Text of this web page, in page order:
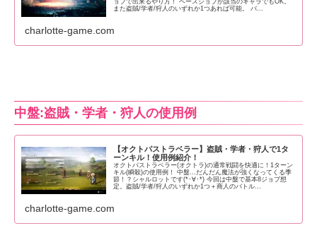
ョブで出来るやり方！ ベースジョブが該当のキャラでもOK。
また盗賊/学者/狩人のいずれか1つあれば可能。 バ...
charlotte-game.com
中盤:盗賊・学者・狩人の使用例
【オクトパストラベラー】盗賊・学者・狩人で1タ
ーンキル！使用例紹介！
オクトパストラベラー(オクトラ)の通常戦闘を快適に！1ターン
キル(瞬殺)の使用例！ 中盤…だんだん魔法が強くなってくる季
節！？シャルロットです(*･∀･*) 今回は中盤で基本8ジョブ想
定。盗賊/学者/狩人のいずれか1つ＋商人のバトル...
charlotte-game.com